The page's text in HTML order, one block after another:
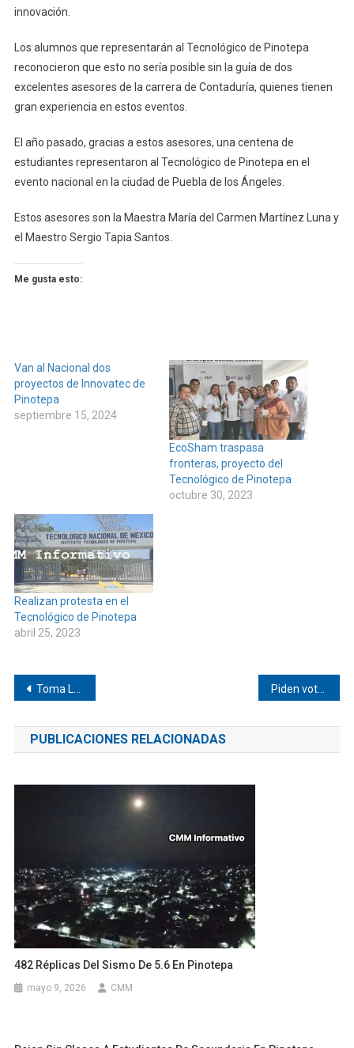
innovación.
Los alumnos que representarán al Tecnológico de Pinotepa
reconocieron que esto no sería posible sin la guía de dos
excelentes asesores de la carrera de Contaduría, quienes tienen
gran experiencia en estos eventos.
El año pasado, gracias a estos asesores, una centena de
estudiantes representaron al Tecnológico de Pinotepa en el
evento nacional en la ciudad de Puebla de los Ángeles.
Estos asesores son la Maestra María del Carmen Martínez Luna y
el Maestro Sergio Tapia Santos.
Me gusta esto:
Van al Nacional dos
proyectos de Innovatec de
Pinotepa
septiembre 15, 2024
EcoSham traspasa
fronteras, proyecto del
Tecnológico de Pinotepa
octubre 30, 2023
Realizan protesta en el
Tecnológico de Pinotepa
abril 25, 2023
Navegación
de
entradas
Toma Lucero Rivero el liderazgo de la Ucidebacc de Pinotepa Piden voto local en Tlacamama
PUBLICACIONES RELACIONADAS
482 Réplicas Del Sismo De 5.6 En Pinotepa
mayo 9, 2026 CMM